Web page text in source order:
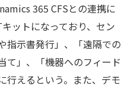
365 CFSとの連携に
ットになっており、セン
指示書発行」、「遠隔での
て」、「機器へのフィード
行えるという。また、デモ